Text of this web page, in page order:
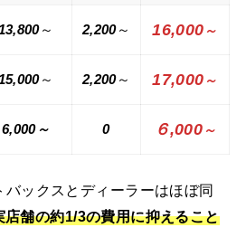
～ 2,200～ 16,000 ～
～ 2,200～ 17,000 ～
6,000～ 0 ６,000 ～
ックスとディーラーはほぼ同
店舗の約1/3の費用に抑えること